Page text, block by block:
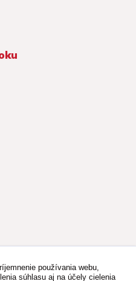
používania webu,
súhlasu aj na účely cielenia